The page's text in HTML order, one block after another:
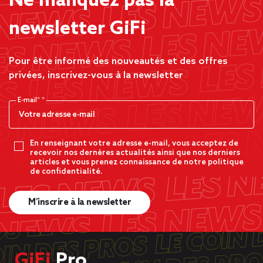
newsletter GiFi
Pour être informé des nouveautés et des offres
privées, inscrivez-vous à la newsletter
E-mail*
En renseignant votre adresse e-mail, vous acceptez de
recevoir nos dernères actualités ainsi que nos derniers
articles et vous prenez connaissance de notre politique
de confidentialité.
M’inscrire à la newsletter